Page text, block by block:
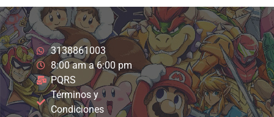
3138861003
8:00 am a 6:00 pm
PQRS
Términos y
Condiciones